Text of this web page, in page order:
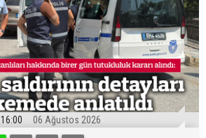
16:00 06 Ağustos 2026